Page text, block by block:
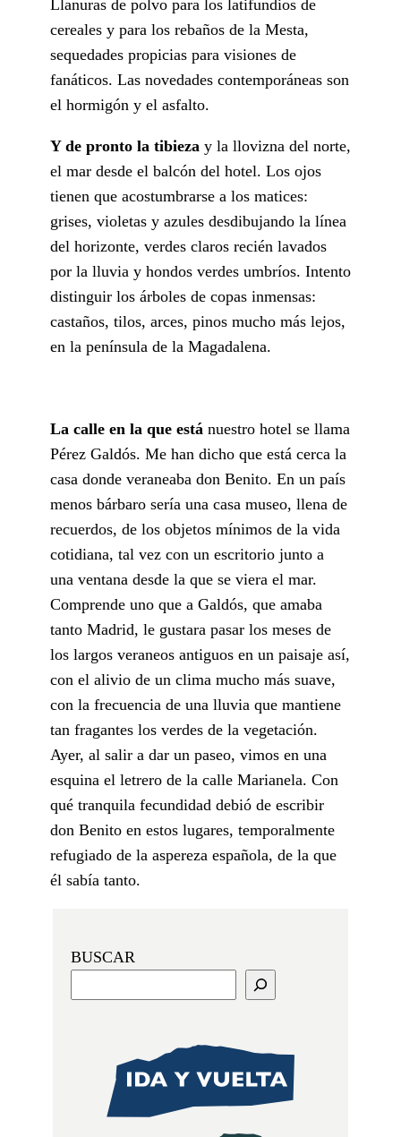
Llanuras de polvo para los latifundios de
cereales y para los rebaños de la Mesta,
sequedades propicias para visiones de
fanáticos. Las novedades contemporáneas son
el hormigón y el asfalto.
Y de pronto la tibieza y la llovizna del norte,
el mar desde el balcón del hotel. Los ojos
tienen que acostumbrarse a los matices:
grises, violetas y azules desdibujando la línea
del horizonte, verdes claros recién lavados
por la lluvia y hondos verdes umbríos. Intento
distinguir los árboles de copas inmensas:
castaños, tilos, arces, pinos mucho más lejos,
en la península de la Magadalena.
La calle en la que está nuestro hotel se llama
Pérez Galdós. Me han dicho que está cerca la
casa donde veraneaba don Benito. En un país
menos bárbaro sería una casa museo, llena de
recuerdos, de los objetos mínimos de la vida
cotidiana, tal vez con un escritorio junto a
una ventana desde la que se viera el mar.
Comprende uno que a Galdós, que amaba
tanto Madrid, le gustara pasar los meses de
los largos veraneos antiguos en un paisaje así,
con el alivio de un clima mucho más suave,
con la frecuencia de una lluvia que mantiene
tan fragantes los verdes de la vegetación.
Ayer, al salir a dar un paseo, vimos en una
esquina el letrero de la calle Marianela. Con
qué tranquila fecundidad debió de escribir
don Benito en estos lugares, temporalmente
refugiado de la aspereza española, de la que
él sabía tanto.
BUSCAR